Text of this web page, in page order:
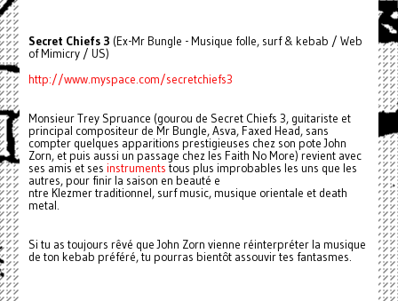
Secret Chiefs 3 (Ex-Mr Bungle - Musique folle, surf & kebab / Web
of Mimicry / US)
http://www.myspace.com/secretchiefs3
Monsieur Trey Spruance (gourou de Secret Chiefs 3, guitariste et
principal compositeur de Mr Bungle, Asva, Faxed Head, sans
compter quelques apparitions prestigieuses chez son pote John
Zorn, et puis aussi un passage chez les Faith No More) revient avec
ses amis et ses instruments tous plus improbables les uns que les
autres, pour finir la saison en beauté e
ntre Klezmer traditionnel, surf music, musique orientale et death
metal.
Si tu as toujours rêvé que John Zorn vienne réinterpréter la musique
de ton kebab préféré, tu pourras bientôt assouvir tes fantasmes.